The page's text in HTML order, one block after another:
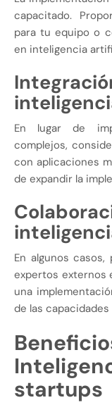
capacitado.
para tu equipo o
en inteligencia
En lugar de
complejos,
con aplicaciones
de expandir la
En algunos
expertos externos
una
de las
startups